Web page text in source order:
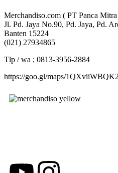
Merchandiso.com ( PT Panca
Jl. Pd. Jaya No.90, Pd. Jaya, Pd.
Banten 15224
(021) 27934865
Tlp / wa ; 0813-3956-2884
https://goo.gl/maps/